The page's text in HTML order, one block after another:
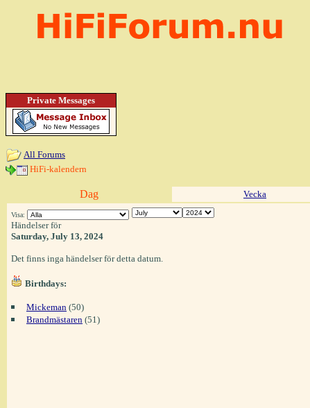
Private Messages
All Forums
HiFi-kalendern
Dag Vecka
Visa:
Händelser för
Saturday, July 13, 2024
Det finns inga händelser för detta datum.
Birthdays:
Mickeman (50)
Brandmästaren (51)